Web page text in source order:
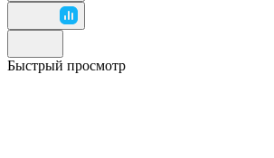
Быстрый просмотр